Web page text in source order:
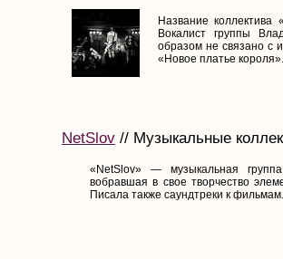
Название коллектива
Вокалист группы
образом не связано с
«Новое платье
NetSlov // Музыкальные
«NetSlov» — музыкальная
вобравшая в свое творчество
Писала также саундтреки к